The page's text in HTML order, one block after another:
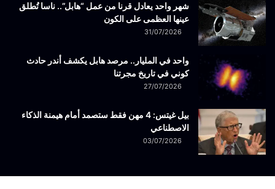
شهر واحد يعادل قرنا من عمل “هابل”.. ناسا تُطلق
عينها العظمى على الكون
31/07/2026
واحد في المليار.. مرصد هابل يكشف أندر حادث
كوني في تاريخ مجرتنا
27/07/2026
بيل غيتس: 4 مهن فقط ستصمد أمام هيمنة الذكاء
الاصطناعي
03/07/2026